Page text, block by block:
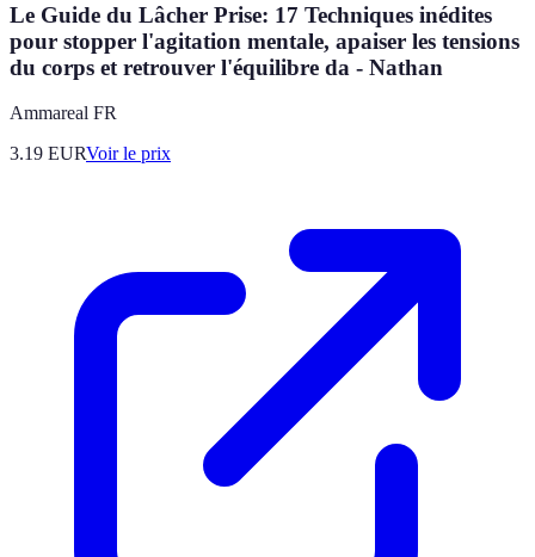
Le Guide du Lâcher Prise: 17 Techniques inédites
pour stopper l'agitation mentale, apaiser les tensions
du corps et retrouver l'équilibre da - Nathan
Ammareal FR
3.19 EURVoir le prix